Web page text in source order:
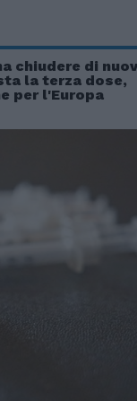
chiudere di
la terza dose,
per l'Europa